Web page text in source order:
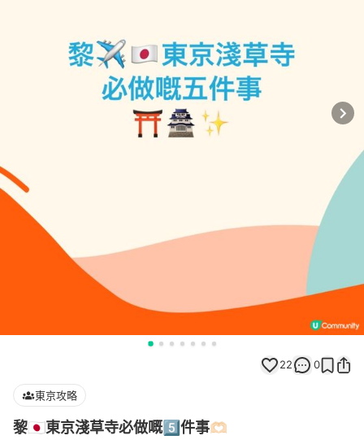
22 0
東京攻略
黎🇯🇵東京淺草寺必做嘅5️⃣件事🫶🏻